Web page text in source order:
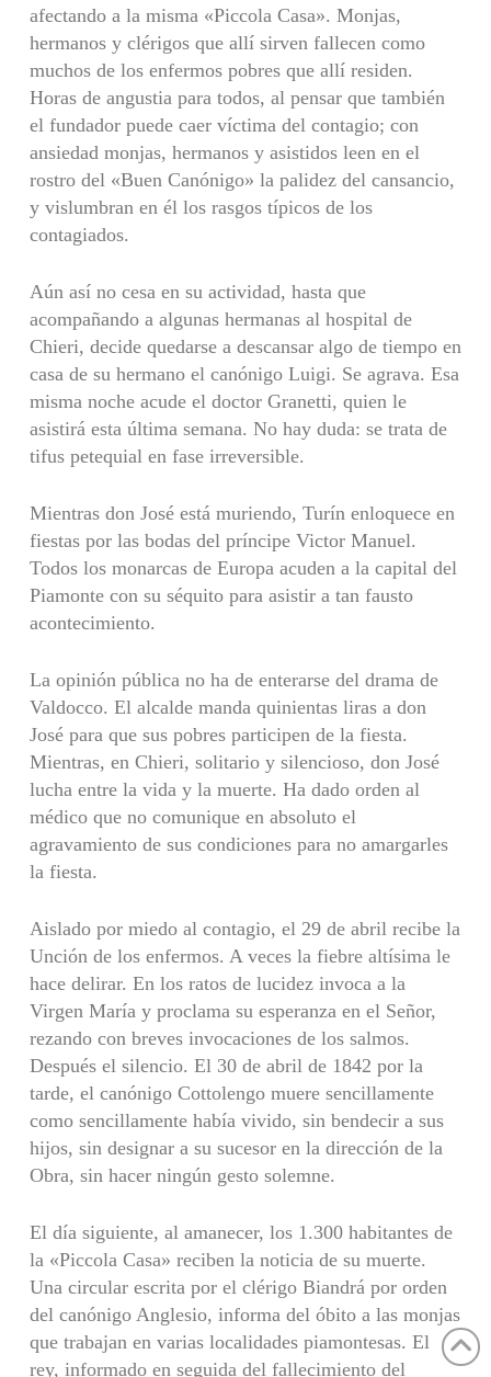
afectando a la misma «Piccola Casa». Monjas,
hermanos y clérigos que allí sirven fallecen como
muchos de los enfermos pobres que allí residen.
Horas de angustia para todos, al pensar que también
el fundador puede caer víctima del contagio; con
ansiedad monjas, hermanos y asistidos leen en el
rostro del «Buen Canónigo» la palidez del cansancio,
y vislumbran en él los rasgos típicos de los
contagiados.
Aún así no cesa en su actividad, hasta que
acompañando a algunas hermanas al hospital de
Chieri, decide quedarse a descansar algo de tiempo en
casa de su hermano el canónigo Luigi. Se agrava. Esa
misma noche acude el doctor Granetti, quien le
asistirá esta última semana. No hay duda: se trata de
tifus petequial en fase irreversible.
Mientras don José está muriendo, Turín enloquece en
fiestas por las bodas del príncipe Victor Manuel.
Todos los monarcas de Europa acuden a la capital del
Piamonte con su séquito para asistir a tan fausto
acontecimiento.
La opinión pública no ha de enterarse del drama de
Valdocco. El alcalde manda quinientas liras a don
José para que sus pobres participen de la fiesta.
Mientras, en Chieri, solitario y silencioso, don José
lucha entre la vida y la muerte. Ha dado orden al
médico que no comunique en absoluto el
agravamiento de sus condiciones para no amargarles
la fiesta.
Aislado por miedo al contagio, el 29 de abril recibe la
Unción de los enfermos. A veces la fiebre altísima le
hace delirar. En los ratos de lucidez invoca a la
Virgen María y proclama su esperanza en el Señor,
rezando con breves invocaciones de los salmos.
Después el silencio. El 30 de abril de 1842 por la
tarde, el canónigo Cottolengo muere sencillamente
como sencillamente había vivido, sin bendecir a sus
hijos, sin designar a su sucesor en la dirección de la
Obra, sin hacer ningún gesto solemne.
El día siguiente, al amanecer, los 1.300 habitantes de
la «Piccola Casa» reciben la noticia de su muerte.
Una circu­lar escrita por el clérigo Biandrá por orden
del canónigo Anglesio, informa del óbito a las monjas
que trabajan en varias localidades piamontesas. El
rey, informado en seguida del fallecimiento del